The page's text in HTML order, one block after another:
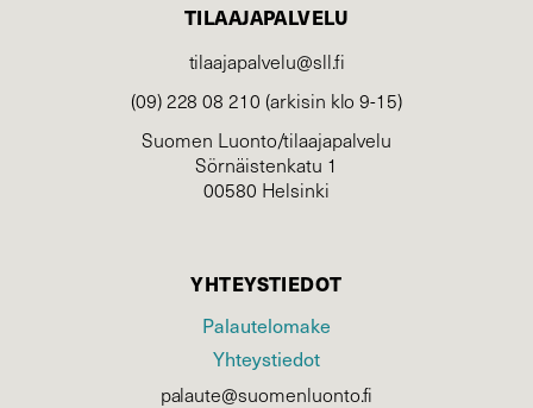
TILAAJAPALVELU
tilaajapalvelu@sll.fi
(09) 228 08 210 (arkisin klo 9-15)
Suomen Luonto/tilaajapalvelu
Sörnäistenkatu 1
00580 Helsinki
YHTEYSTIEDOT
Palautelomake
Yhteystiedot
palaute@suomenluonto.fi